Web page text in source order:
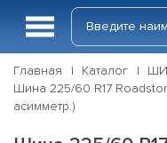
Главная Каталог
Шина 225/60 R17
асимметр.)